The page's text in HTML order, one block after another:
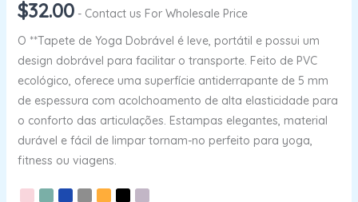
$32.00 - Contact us For Wholesale Price
O **Tapete de Yoga Dobrável é leve, portátil e possui um
design dobrável para facilitar o transporte. Feito de PVC
ecológico, oferece uma superfície antiderrapante de 5 mm
de espessura com acolchoamento de alta elasticidade para
o conforto das articulações. Estampas elegantes, material
durável e fácil de limpar tornam-no perfeito para yoga,
fitness ou viagens.